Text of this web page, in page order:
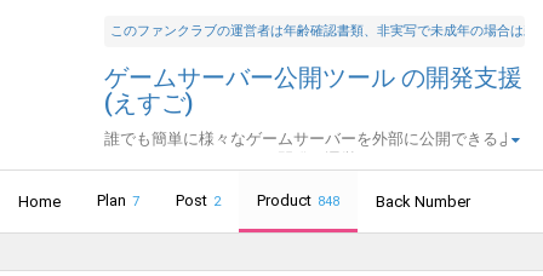
このファンクラブの運営者は年齢確認書類、非実写で未成年の場合は
ゲームサーバー公開ツール の開発支援
(えすご)
誰でも簡単に様々なゲームサーバーを外部に公開できるよ
Home Plan 7 Post 2 Product 848 Back Number